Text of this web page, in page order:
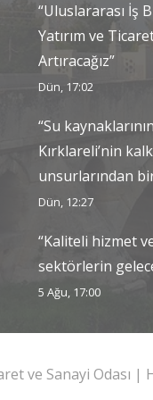
“Uluslararası İş
Yatırım ve
Artıracağız”
Dün, 17:02
“Su
Kırklareli’nin
unsurlarından
Dün, 12:27
“Kaliteli hizmet
sektörlerin
5 Ağu, 17:00
ve Sanayi Odası |